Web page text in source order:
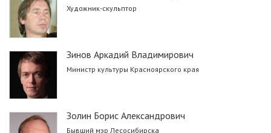
Художник-скульптор
Зинов Аркадий Владимирович
Министр культуры Красноярского края
Золин Борис Александрович
Бывший мэр Лесосибирска